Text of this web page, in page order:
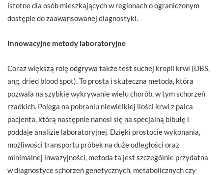
istotne dla osób mieszkających w regionach o ograniczonym
dostępie do zaawansowanej diagnostyki.
Innowacyjne metody laboratoryjne
Coraz większą rolę odgrywa także test suchej kropli krwi (DBS,
ang. dried blood spot). To prosta i skuteczna metoda, która
pozwala na szybkie wykrywanie wielu chorób, w tym schorzeń
rzadkich. Polega na pobraniu niewielkiej ilości krwi z palca
pacjenta, którą następnie nanosi się na specjalną bibułę i
poddaje analizie laboratoryjnej. Dzięki prostocie wykonania,
możliwości transportu próbek na duże odległości oraz
minimalnej inwazyjności, metoda ta jest szczególnie przydatna
w diagnostyce schorzeń genetycznych, metabolicznych czy